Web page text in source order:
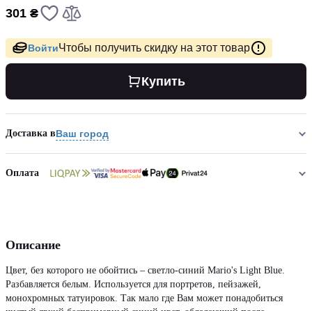
301 ₴
ВойтиЧтобы получить скидку на этот товар
Купить
Доставка вВаш город
Оплата
Описание
Цвет, без которого не обойтись – светло-синий Mario's Light Blue.
Разбавляется белым. Используется для портретов, пейзажей,
монохромных татуировок. Так мало где Вам может понадобиться